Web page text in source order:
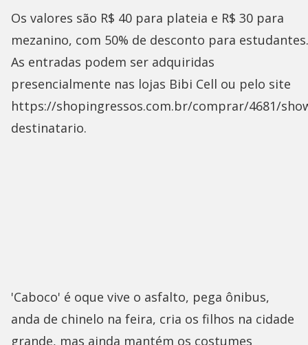
Os valores são R$ 40 para plateia e R$ 30 para
mezanino, com 50% de desconto para estudantes.
As entradas podem ser adquiridas
presencialmente nas lojas Bibi Cell ou pelo site
https://shopingressos.com.br/comprar/4681/
destinatario.
'Caboco' é oque vive o asfalto, pega ônibus,
anda de chinelo na feira, cria os filhos na cidade
grande, mas ainda mantém os costumes